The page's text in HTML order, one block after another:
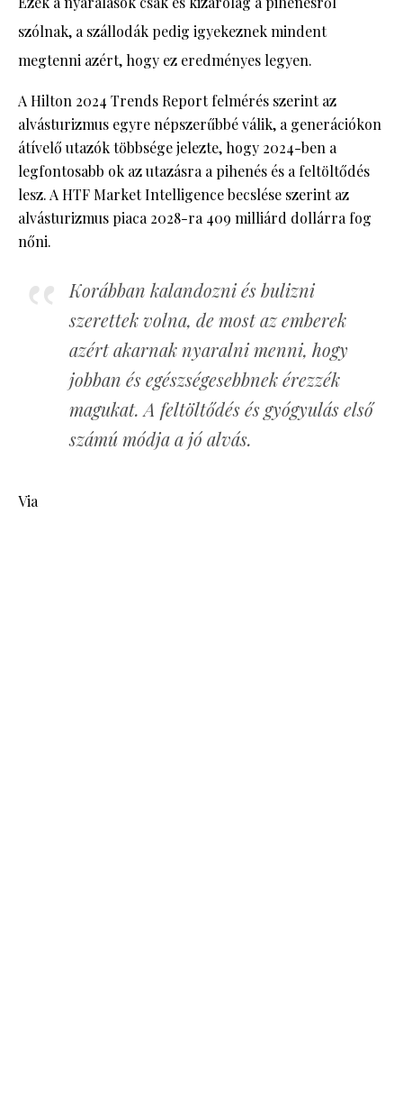
szólnak, a szállodák pedig igyekeznek mindent
megtenni azért, hogy ez eredményes legyen.
A Hilton 2024 Trends Report felmérés szerint az
alvásturizmus egyre népszerűbbé válik, a generációkon
átívelő utazók többsége jelezte, hogy 2024-ben a
legfontosabb ok az utazásra a pihenés és a feltöltődés
lesz. A HTF Market Intelligence becslése szerint az
alvásturizmus piaca 2028-ra 409 milliárd dollárra fog
nőni.
Korábban kalandozni és bulizni
szerettek volna, de most az emberek
azért akarnak nyaralni menni, hogy
jobban és egészségesebbnek érezzék
magukat. A feltöltődés és gyógyulás első
számú módja a jó alvás.
Via